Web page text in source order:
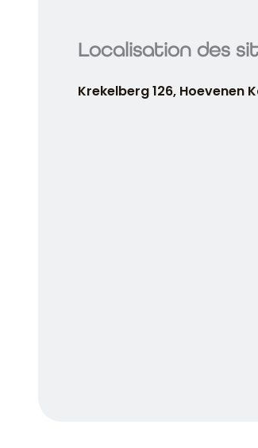
Localisation des
Krekelberg 126, Hoevenen